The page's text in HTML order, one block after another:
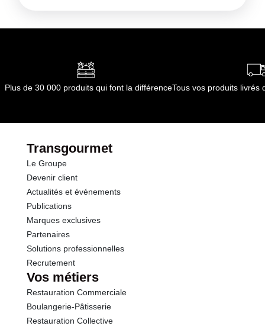
Kilojoules 333 kj
dont Acides gras saturés 0.02 g
dont Sucres
Fibres
Protéines
Sel
Plus de 30 000 produits qui font la différenceTous vos produits livrés
Transgourmet
Le Groupe
Devenir client
Actualités et événements
Publications
Marques exclusives
Partenaires
Solutions professionnelles
Recrutement
Vos métiers
Restauration Commerciale
Boulangerie-Pâtisserie
Restauration Collective